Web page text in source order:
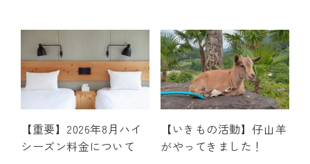
【重要】2026年8月ハイ
シーズン料金について
【いきもの活動】仔山羊
がやってきました！